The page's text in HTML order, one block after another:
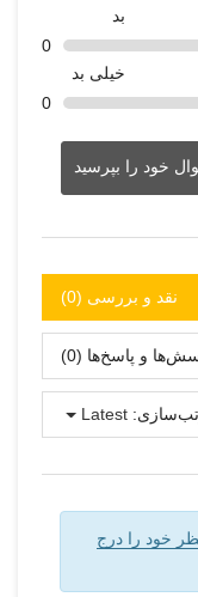
بد
0
خیلی بد
0
خود را بپرسید
نقد و بررسی‌‌ (0)
و پاسخ‌ها (0)
Latest
خود را درج